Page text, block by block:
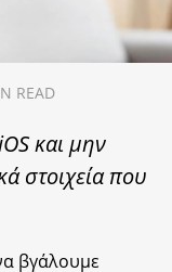
READ
και μην
στοιχεία που
βγάλουμε